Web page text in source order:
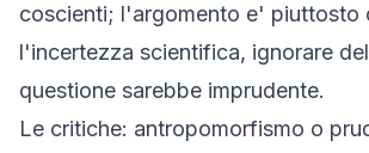
coscienti; l'argomento e' piuttosto
l'incertezza scientifica, ignorare
questione sarebbe imprudente.
Le critiche: antropomorfismo o